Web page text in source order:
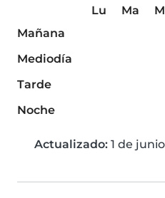
Lu Ma
Mañana
Mediodía
Tarde
Noche
Actualizado: 1 de